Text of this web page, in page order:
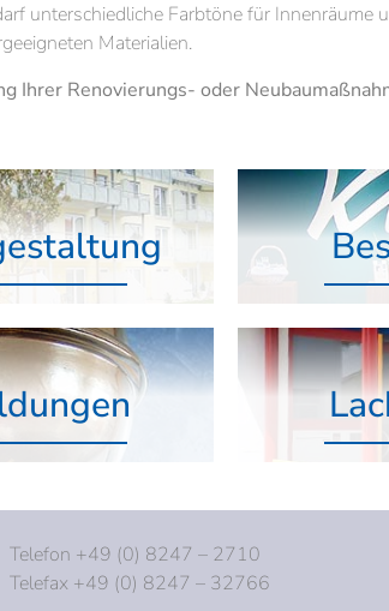
unterschiedliche Farbtöne für Innenräume
Materialien.
Ihrer Renovierungs- oder
Telefon +49 (0) 8247 – 2710
Telefax +49 (0) 8247 – 32766